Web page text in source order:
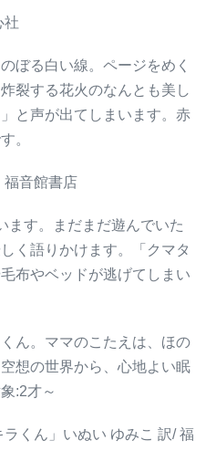
社
ぼる白い線。ページをめく
裂する花火のなんとも美し
と声が出てしまいます。赤
。
福音館書店
ます。まだまだ遊んでいた
く語りかけます。「クマタ
布やベッドが逃げてしまい
ん。ママのこたえは、ほの
想の世界から、心地よい眠
:2才～
くん」いぬい ゆみこ 訳/ 福